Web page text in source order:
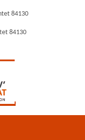
84130
84130